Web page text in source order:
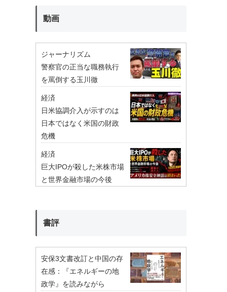
動画
ジャーナリズム
警察官の正当な職務執行
を罵倒する玉川徹
経済
日米協調介入が示すのは
日本ではなく米国の財政
危機
経済
巨大IPOが殺した米株市場
と世界金融市場の今後
書評
安保3文書改訂と中国の存
在感：『エネルギーの地
政学』を読みながら